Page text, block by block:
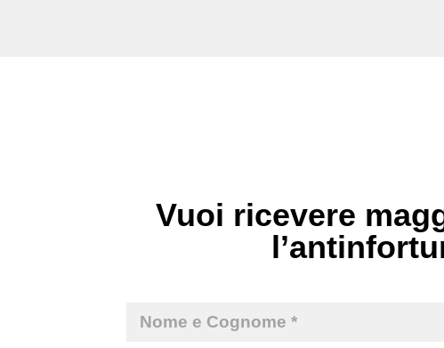
Vuoi ricevere